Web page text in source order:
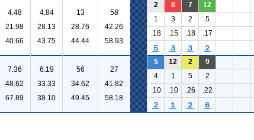
4.48
21.98
40.66
4.84
28.13
43.75
13
28.76
44.44
58
42.26
58.93
2 8 7
12
1
3 2
5
.18
.15 .18
.17
５
３ ３ ２
7.36
48.62
67.89
6.19
33.33
38.10
56
34.62
49.45
27
41.82
58.18
5 12 2 9
4 1 5
2
.10
.10 .26
.22
２
１ ２ ６